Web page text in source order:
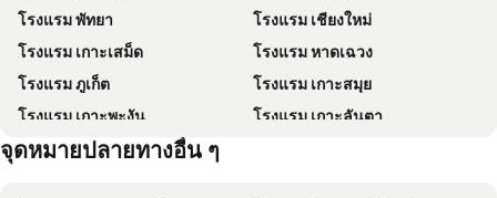
โรงแรม พัทยา
โรงแรม เชียงใหม่
โรงแรม เกาะเสม็ด
โรงแรม หาดเฉวง
โรงแรม ภูเก็ต
โรงแรม เกาะสมุย
โรงแรม เกาะพะงัน
โรงแรม เกาะลันตา
โรงแรม เกาะหลีเป๊ะ
จุดหมายปลายทางอื่น ๆ